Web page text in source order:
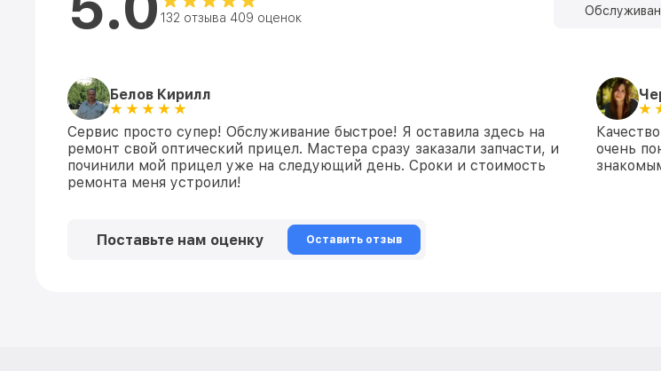
132 отзыва 409 оценок
Белов Кирилл
Сервис просто супер! Обслуживание быстрое! Я оставила здесь на
ремонт свой оптический прицел. Мастера сразу заказали запчасти, и
починили мой прицел уже на следующий день. Сроки и стоимость
ремонта меня устроили!
очень
Поставьте нам оценку Оставить отзыв